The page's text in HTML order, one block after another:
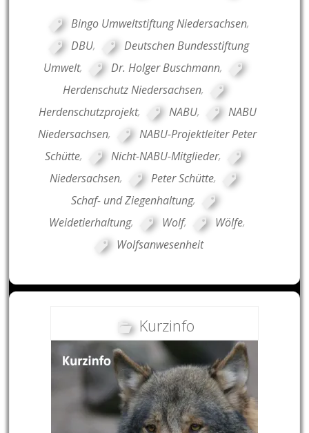
Bingo Umweltstiftung Niedersachsen,
DBU,
Deutschen Bundesstiftung
Umwelt, Dr. Holger Buschmann,
Herdenschutz Niedersachsen,
Herdenschutzprojekt, NABU,
NABU
Niedersachsen,
NABU-Projektleiter Peter
Schütte, Nicht-NABU-Mitglieder,
Niedersachsen, Peter Schütte,
Schaf- und Ziegenhaltung,
Weidetierhaltung, Wolf, Wölfe,
Wolfsanwesenheit
Kurzinfo